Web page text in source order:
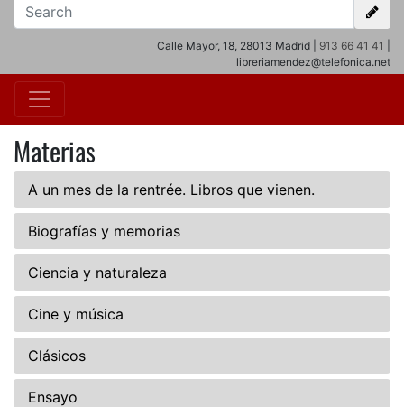
Calle Mayor, 18, 28013 Madrid | 913 66 41 41
libreriamendez@telefonica.net
Materias
A un mes de la rentrée. Libros que vienen.
Biografías y memorias
Ciencia y naturaleza
Cine y música
Clásicos
Ensayo